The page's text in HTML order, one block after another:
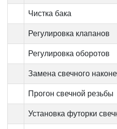
Чистка бака
Регулировка клапанов
Регулировка оборотов
Замена свечного
Прогон свечной резьбы
Установка футорки